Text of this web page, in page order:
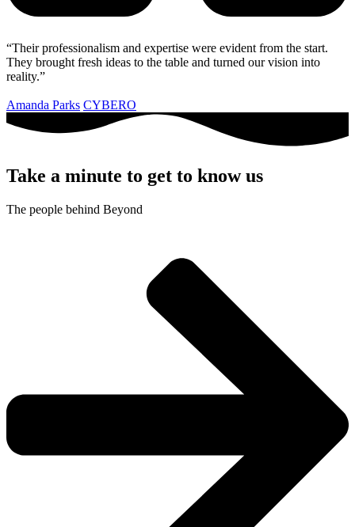
“Their professionalism and expertise were evident from the start.
They brought fresh ideas to the table and turned our vision into
reality.”
Amanda Parks CYBERO
Take a minute to get to know us​
The people behind Beyond​